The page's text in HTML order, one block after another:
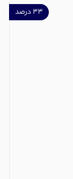
۳۳ درصد